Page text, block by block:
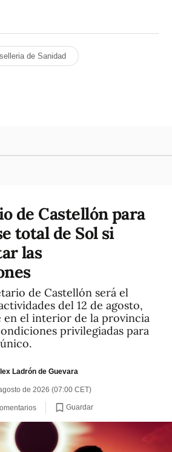
de Sanidad
de Castellón para
total de Sol si
las
de Castellón será el
del 12 de agosto,
en el interior de la provincia
privilegiadas para
Ladrón de Guevara
de 2026 (07:00 CET)
Guardar